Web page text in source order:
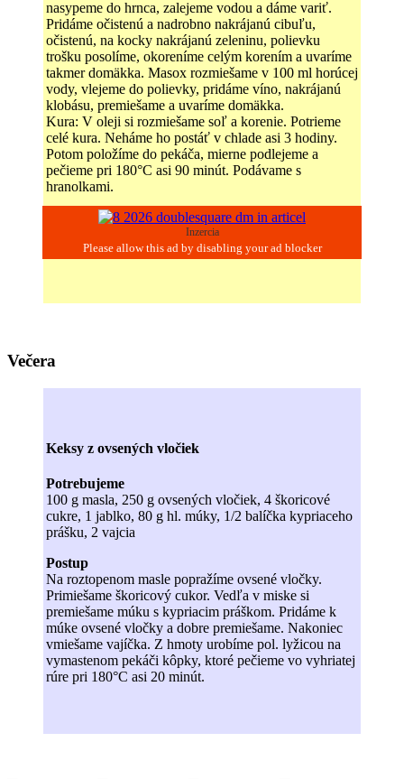
nasypeme do hrnca, zalejeme vodou a dáme variť.
Pridáme očistenú a nadrobno nakrájanú cibuľu,
očistenú, na kocky nakrájanú zeleninu, polievku
trošku posolíme, okoreníme celým korením a uvaríme
takmer domäkka. Masox rozmiešame v 100 ml horúcej
vody, vlejeme do polievky, pridáme víno, nakrájanú
klobásu, premiešame a uvaríme domäkka.
Kura: V oleji si rozmiešame soľ a korenie. Potrieme
celé kura. Neháme ho postáť v chlade asi 3 hodiny.
Potom položíme do pekáča, mierne podlejeme a
pečieme pri 180°C asi 90 minút. Podávame s
hranolkami.
Inzercia
Večera
Keksy z ovsených vločiek
Potrebujeme
100 g masla, 250 g ovsených vločiek, 4 škoricové
cukre, 1 jablko, 80 g hl. múky, 1/2 balíčka kypriaceho
prášku, 2 vajcia
Postup
Na roztopenom masle popražíme ovsené vločky.
Primiešame škoricový cukor. Vedľa v miske si
premiešame múku s kypriacim práškom. Pridáme k
múke ovsené vločky a dobre premiešame. Nakoniec
vmiešame vajíčka. Z hmoty urobíme pol. lyžicou na
vymastenom pekáči kôpky, ktoré pečieme vo vyhriatej
rúre pri 180°C asi 20 minút.